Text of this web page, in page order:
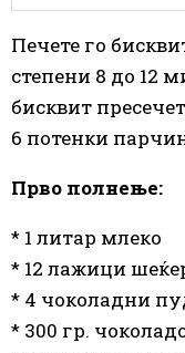
Печете го
степени 8 до 12
бисквит
6 потенки
Прво полнење:
* 1 литар млеко
* 12 лажици
* 4 чоколадни
* 300 гр.